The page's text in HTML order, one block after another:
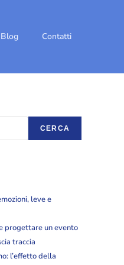
Blog Contatti
CERCA
leve e
progettare un evento
traccia
l’effetto della